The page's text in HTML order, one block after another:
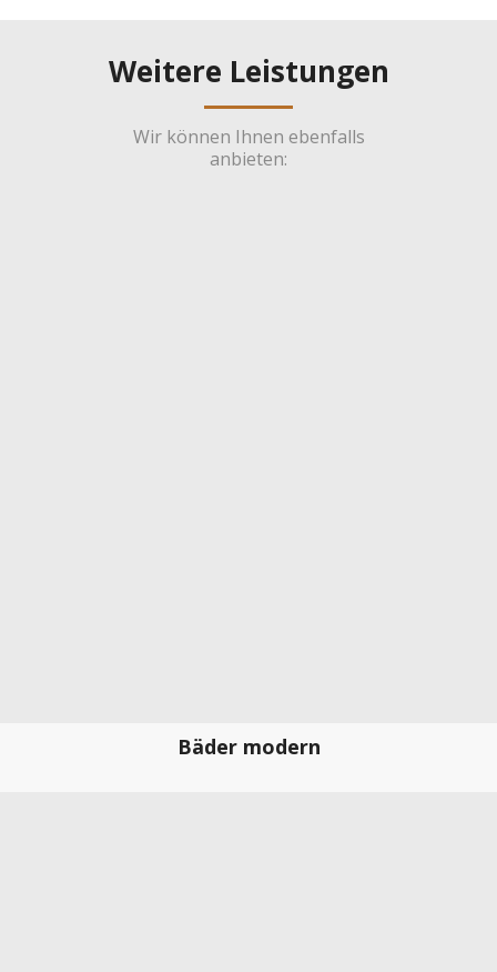
Weitere Leistungen
Wir können Ihnen ebenfalls
anbieten:
Bäder modern